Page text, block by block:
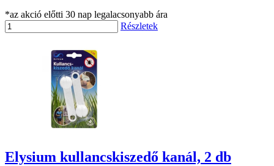
*az akció előtti 30 nap legalacsonyabb ára
Részletek
Elysium kullancskiszedő kanál, 2 db